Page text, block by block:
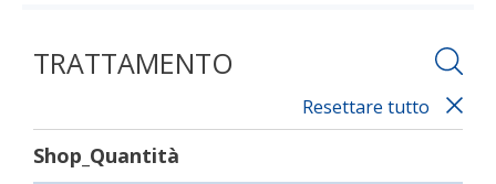
Lunghezza: 5,000.00 mm
TRATTAMENTO
Resettare tutto
Shop_Quantità